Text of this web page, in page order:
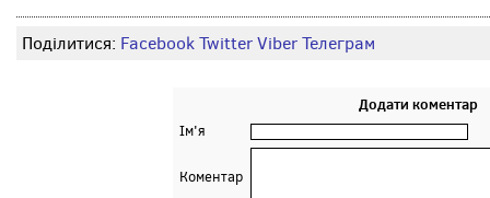
Поділитися: FacebookTwitterViberТелеграм
Додати коментар
Ім'я
Коментар